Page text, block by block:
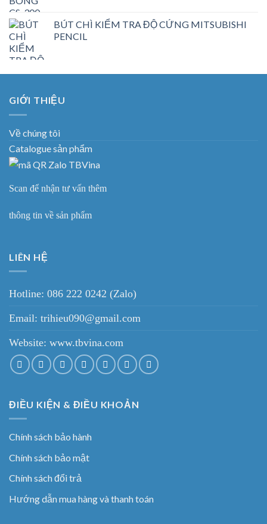
BÚT CHÌ KIỂM TRA ĐỘ CỨNG MITSUBISHI
PENCIL
GIỚI THIỆU
Về chúng tôi
Catalogue sản phẩm
Scan để nhận tư vấn thêm
thông tin về sản phẩm
LIÊN HỆ
Hotline: 086 222 0242 (Zalo)
Email: trihieu090@gmail.com
Website: www.tbvina.com
ĐIỀU KIỆN & ĐIỀU KHOẢN
Chính sách bảo hành
Chính sách bảo mật
Chính sách đổi trả
Hướng dẫn mua hàng và thanh toán